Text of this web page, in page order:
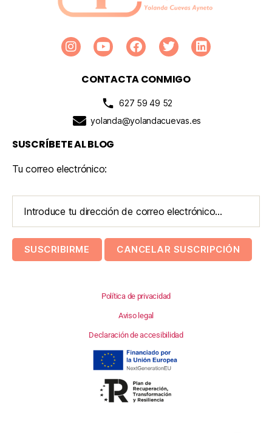
CONTACTA CONMIGO
627 59 49 52
yolanda@yolandacuevas.es
SUSCRÍBETE AL BLOG
Tu correo electrónico:
Política de privacidad
Aviso legal
Declaración de accesibilidad